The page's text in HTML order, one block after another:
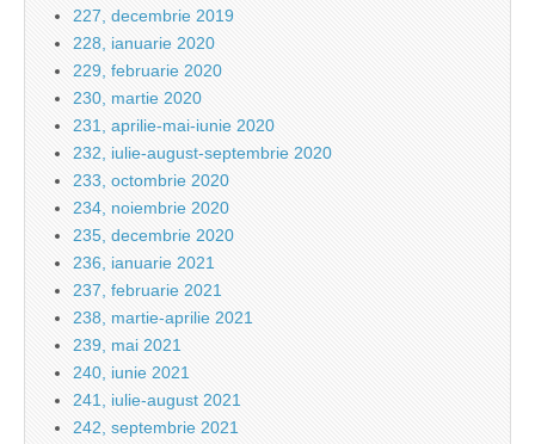
227, decembrie 2019
228, ianuarie 2020
229, februarie 2020
230, martie 2020
231, aprilie-mai-iunie 2020
232, iulie-august-septembrie 2020
233, octombrie 2020
234, noiembrie 2020
235, decembrie 2020
236, ianuarie 2021
237, februarie 2021
238, martie-aprilie 2021
239, mai 2021
240, iunie 2021
241, iulie-august 2021
242, septembrie 2021